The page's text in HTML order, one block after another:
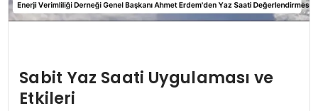
Sabit Yaz Saati Uygulaması ve
Etkileri